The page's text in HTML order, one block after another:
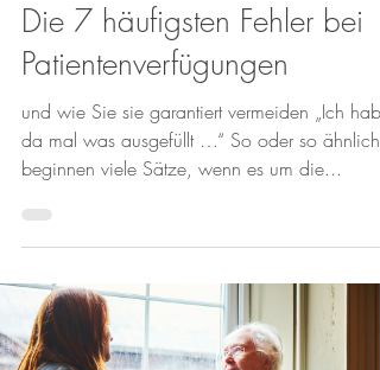
Die 7 häufigsten Fehler bei
Patientenverfügungen
und wie Sie sie garantiert vermeiden „Ich hab
da mal was ausgefüllt …“ So oder so ähnlich
beginnen viele Sätze, wenn es um die...